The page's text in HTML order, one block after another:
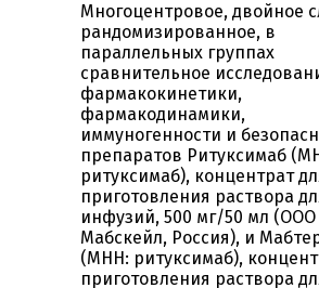
Многоцентровое, двойное
рандомизированное, в
параллельных группах
сравнительное
фармакокинетики,
фармакодинамики,
иммуногенности и
препаратов Ритуксимаб
ритуксимаб), концентрат
приготовления раствора
инфузий, 500 мг/50 мл (ООО
Мабскейл, Россия), и
(МНН: ритуксимаб),
приготовления раствора